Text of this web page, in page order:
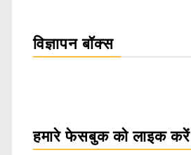
विज्ञापन बॉक्स
हमारे फेसबुक को लाइक करें